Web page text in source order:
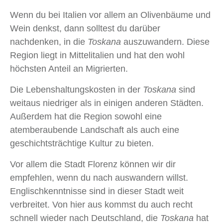
Wenn du bei Italien vor allem an Olivenbäume und
Wein denkst, dann solltest du darüber
nachdenken, in die Toskana auszuwandern. Diese
Region liegt in Mittelitalien und hat den wohl
höchsten Anteil an Migrierten.
Die Lebenshaltungskosten in der Toskana sind
weitaus niedriger als in einigen anderen Städten.
Außerdem hat die Region sowohl eine
atemberaubende Landschaft als auch eine
geschichtsträchtige Kultur zu bieten.
Vor allem die Stadt Florenz können wir dir
empfehlen, wenn du nach auswandern willst.
Englischkenntnisse sind in dieser Stadt weit
verbreitet. Von hier aus kommst du auch recht
schnell wieder nach Deutschland, die Toskana hat